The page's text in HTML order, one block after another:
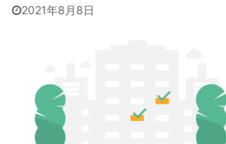
2021年8月8日